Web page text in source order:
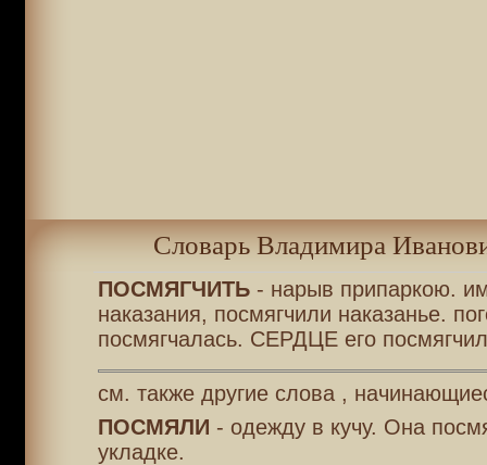
Словарь Владимира
ПОСМЯГЧИТЬ- нарыв припаркою.
наказания, посмягчили наказанье.
посмягчалась. СЕРДЦЕ его
см. также другие слова ,
ПОСМЯЛИ - одежду в кучу. Она
укладке.